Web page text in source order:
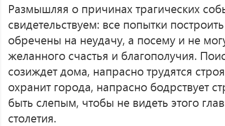
Размышляя о причинах трагических
свидетельствуем: все попытки
обречены на неудачу, а посему и не
желанного счастья и благополучия.
созиждет дома, напрасно трудятся
охранит города, напрасно бодрствует
быть слепым, чтобы не видеть этого
столетия.